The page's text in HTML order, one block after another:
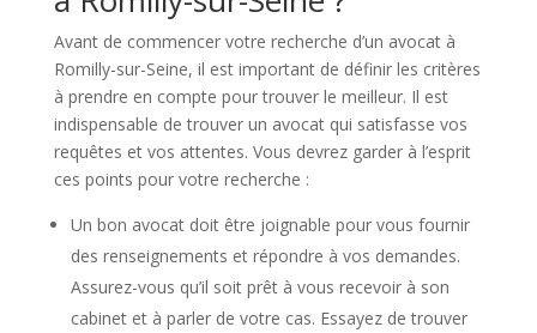
Avant de commencer votre recherche d’un avocat à
Romilly-sur-Seine, il est important de définir les critères
à prendre en compte pour trouver le meilleur. Il est
indispensable de trouver un avocat qui satisfasse vos
requêtes et vos attentes. Vous devrez garder à l’esprit
ces points pour votre recherche :
Un bon avocat doit être joignable pour vous fournir
des renseignements et répondre à vos demandes.
Assurez-vous qu’il soit prêt à vous recevoir à son
cabinet et à parler de votre cas. Essayez de trouver